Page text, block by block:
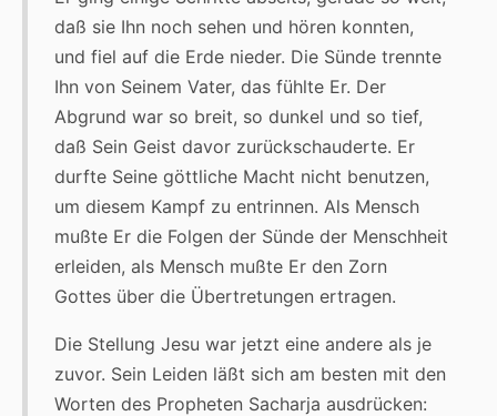
daß sie Ihn noch sehen und hören konnten,
und fiel auf die Erde nieder. Die Sünde trennte
Ihn von Seinem Vater, das fühlte Er. Der
Abgrund war so breit, so dunkel und so tief,
daß Sein Geist davor zurückschauderte. Er
durfte Seine göttliche Macht nicht benutzen,
um diesem Kampf zu entrinnen. Als Mensch
mußte Er die Folgen der Sünde der Menschheit
erleiden, als Mensch mußte Er den Zorn
Gottes über die Übertretungen ertragen.
Die Stellung Jesu war jetzt eine andere als je
zuvor. Sein Leiden läßt sich am besten mit den
Worten des Propheten Sacharja ausdrücken: